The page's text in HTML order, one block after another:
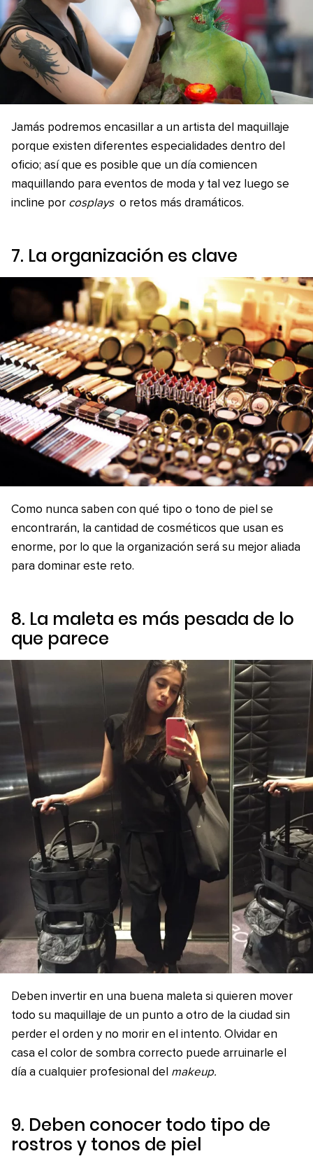
Jamás podremos encasillar a un artista del maquillaje
porque existen diferentes especialidades dentro del
oficio; así que es posible que un día comiencen
maquillando para eventos de moda y tal vez luego se
incline por cosplays o retos más dramáticos.
7. La organización es clave
Como nunca saben con qué tipo o tono de piel se
encontrarán, la cantidad de cosméticos que usan es
enorme, por lo que la organización será su mejor aliada
para dominar este reto.
8. La maleta es más pesada de lo
que parece
Deben invertir en una buena maleta si quieren mover
todo su maquillaje de un punto a otro de la ciudad sin
perder el orden y no morir en el intento. Olvidar en
casa el color de sombra correcto puede arruinarle el
día a cualquier profesional del makeup.
9. Deben conocer todo tipo de
rostros y tonos de piel